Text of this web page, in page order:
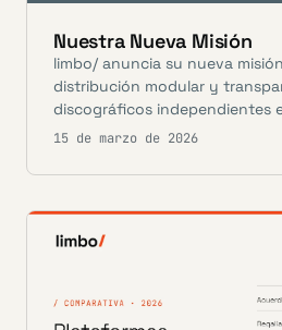
Nuestra Nueva Misión
limbo/ anuncia su nueva
distribución modular y
discográficos independientes
15 de marzo de 2026